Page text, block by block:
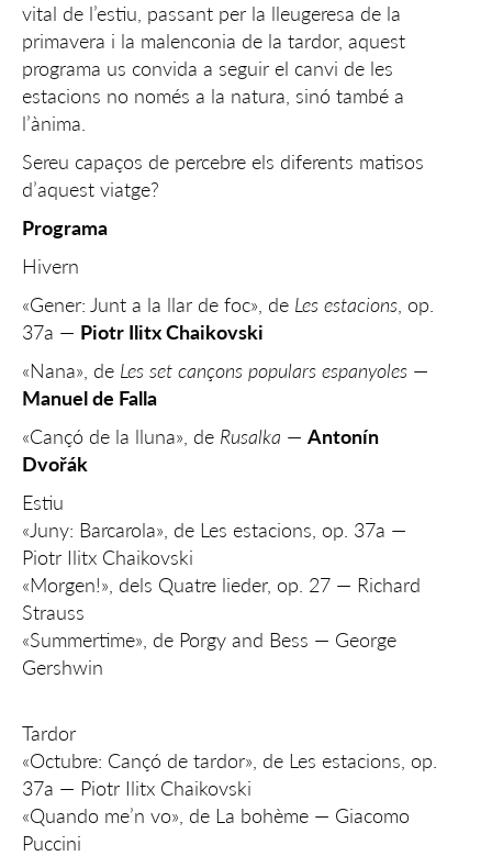
vital de l’estiu, passant per la lleugeresa de la
primavera i la malenconia de la tardor, aquest
programa us convida a seguir el canvi de les
estacions no només a la natura, sinó també a
l’ànima.
Sereu capaços de percebre els diferents matisos
d’aquest viatge?
Programa
Hivern
«Gener: Junt a la llar de foc», de Les estacions , op.
37a — Piotr Ilitx Chaikovski
«Nana», de Les set cançons populars espanyoles —
Manuel de Falla
«Cançó de la lluna», de Rusalka — Antonín
Dvořák
Estiu
«Juny: Barcarola», de Les estacions, op. 37a —
Piotr Ilitx Chaikovski
«Morgen!», dels Quatre lieder, op. 27 — Richard
Strauss
«Summertime», de Porgy and Bess — George
Gershwin
Tardor
«Octubre: Cançó de tardor», de Les estacions, op.
37a — Piotr Ilitx Chaikovski
«Quando me’n vo», de La bohème — Giacomo
Puccini